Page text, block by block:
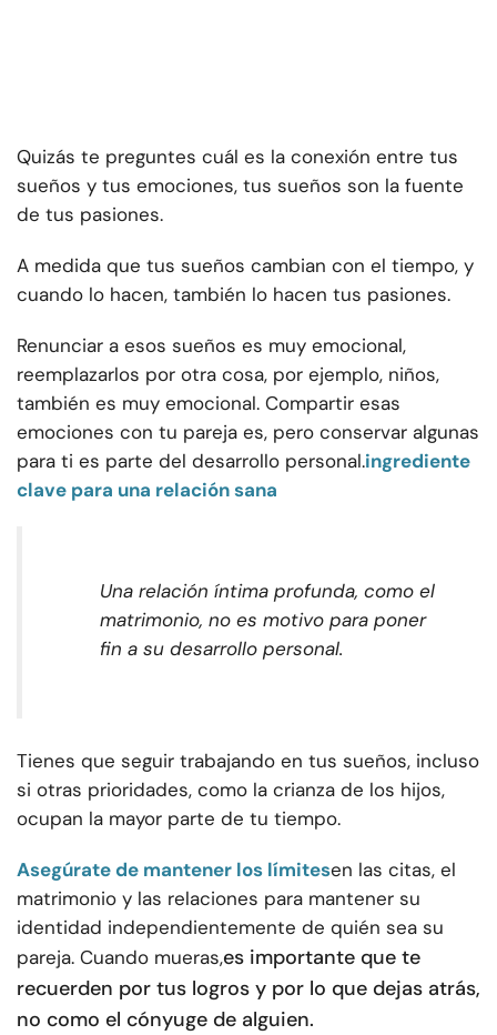
Quizás te preguntes cuál es la conexión entre tus
sueños y tus emociones, tus sueños son la fuente
de tus pasiones.
A medida que tus sueños cambian con el tiempo, y
cuando lo hacen, también lo hacen tus pasiones.
Renunciar a esos sueños es muy emocional,
reemplazarlos por otra cosa, por ejemplo, niños,
también es muy emocional. Compartir esas
emociones con tu pareja es, pero conservar algunas
para ti es parte del desarrollo personal.ingrediente
clave para una relación sana
Una relación íntima profunda, como el
matrimonio, no es motivo para poner
fin a su desarrollo personal.
Tienes que seguir trabajando en tus sueños, incluso
si otras prioridades, como la crianza de los hijos,
ocupan la mayor parte de tu tiempo.
Asegúrate de mantener los límitesen las citas, el
matrimonio y las relaciones para mantener su
identidad independientemente de quién sea su
pareja. Cuando mueras,es importante que te
recuerden por tus logros y por lo que dejas atrás,
no como el cónyuge de alguien.